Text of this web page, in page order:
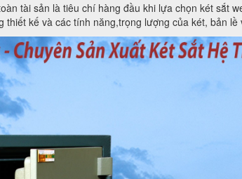
tài sản là tiêu chí hàng đầu khi lựa chọn két sắt
kế và các tính năng,trọng lượng của két, bản lề